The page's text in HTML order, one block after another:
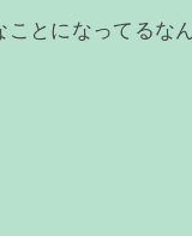
とになってるな